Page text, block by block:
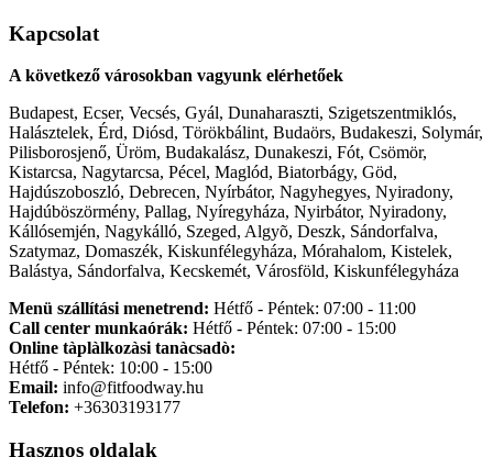
Kapcsolat
A következő városokban vagyunk elérhetőek
Budapest, Ecser, Vecsés, Gyál, Dunaharaszti, Szigetszentmiklós,
Halásztelek, Érd, Diósd, Törökbálint, Budaörs, Budakeszi, Solymár,
Pilisborosjenő, Üröm, Budakalász, Dunakeszi, Fót, Csömör,
Kistarcsa, Nagytarcsa, Pécel, Maglód, Biatorbágy, Göd,
Hajdúszoboszló, Debrecen, Nyírbátor, Nagyhegyes, Nyiradony,
Hajdúböszörmény, Pallag, Nyíregyháza, Nyirbátor, Nyiradony,
Kállósemjén, Nagykálló, Szeged, Algyõ, Deszk, Sándorfalva,
Szatymaz, Domaszék, Kiskunfélegyháza, Mórahalom, Kistelek,
Balástya, Sándorfalva, Kecskemét, Városföld, Kiskunfélegyháza
Menü szállítási menetrend: Hétfő - Péntek: 07:00 - 11:00
Call center munkaórák: Hétfő - Péntek: 07:00 - 15:00
Online tàplàlkozàsi tanàcsadò:
Hétfő - Péntek: 10:00 - 15:00
Email: info@fitfoodway.hu
Telefon: +36303193177
Hasznos oldalak